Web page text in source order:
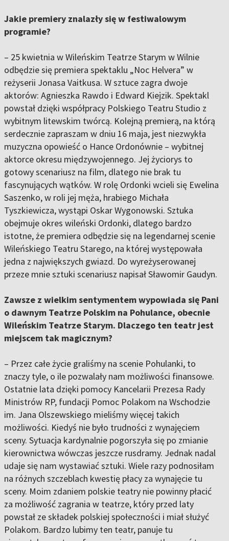
Jakie premiery znalazły się w festiwalowym
programie?
– 25 kwietnia w Wileńskim Teatrze Starym w Wilnie
odbędzie się premiera spektaklu „Noc Helvera” w
reżyserii Jonasa Vaitkusa. W sztuce zagra dwoje
aktorów: Agnieszka Rawdo i Edward Kiejzik. Spektakl
powstał dzięki współpracy Polskiego Teatru Studio z
wybitnym litewskim twórcą. Kolejną premierą, na którą
serdecznie zapraszam w dniu 16 maja, jest niezwykła
muzyczna opowieść o Hance Ordonównie – wybitnej
aktorce okresu międzywojennego. Jej życiorys to
gotowy scenariusz na film, dlatego nie brak tu
fascynujących wątków. W rolę Ordonki wcieli się Ewelina
Saszenko, w roli jej męża, hrabiego Michała
Tyszkiewicza, wystąpi Oskar Wygonowski. Sztuka
obejmuje okres wileński Ordonki, dlatego bardzo
istotne, że premiera odbędzie się na legendarnej scenie
Wileńskiego Teatru Starego, na której występowała
jedna z największych gwiazd. Do wyreżyserowanej
przeze mnie sztuki scenariusz napisał Sławomir Gaudyn.
Zawsze z wielkim sentymentem wypowiada się Pani
o dawnym Teatrze Polskim na Pohulance, obecnie
Wileńskim Teatrze Starym. Dlaczego ten teatr jest
miejscem tak magicznym?
– Przez całe życie graliśmy na scenie Pohulanki, to
znaczy tyle, o ile pozwalały nam możliwości finansowe.
Ostatnie lata dzięki pomocy Kancelarii Prezesa Rady
Ministrów RP, fundacji Pomoc Polakom na Wschodzie
im. Jana Olszewskiego mieliśmy więcej takich
możliwości. Kiedyś nie było trudności z wynajęciem
sceny. Sytuacja kardynalnie pogorszyła się po zmianie
kierownictwa wówczas jeszcze rusdramy. Jednak nadal
udaje się nam wystawiać sztuki. Wiele razy podnosiłam
na różnych szczeblach kwestię płacy za wynajęcie tu
sceny. Moim zdaniem polskie teatry nie powinny płacić
za możliwość zagrania w teatrze, który przed laty
powstał ze składek polskiej społeczności i miał służyć
Polakom. Bardzo lubimy ten teatr, panuje tu